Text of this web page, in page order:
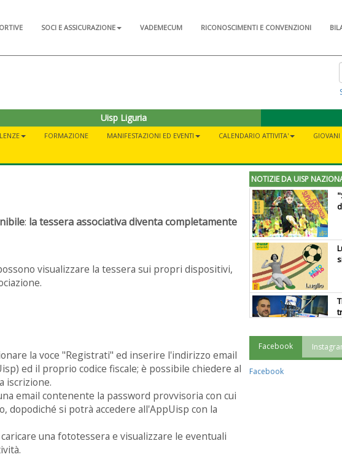
SOCI E ASSICURAZIONE VADEMECUM RICONOSCIMENTI E CONVENZIONI
Uisp Liguria
FORMAZIONE MANIFESTAZIONI ED EVENTI CALENDARIO ATTIVITA' GIOVANI
: la tessera associativa diventa completamente
visualizzare la tessera sui propri dispositivi,
la voce "Registrati" ed inserire l'indirizzo email
ed il proprio codice fiscale; è possibile chiedere al
iscrizione.
email contenente la password provvisoria con cui
dopodiché si potrà accedere all'AppUisp con la
una fototessera e visualizzare le eventuali
NOTIZIE DA UISP
Facebook
Facebook